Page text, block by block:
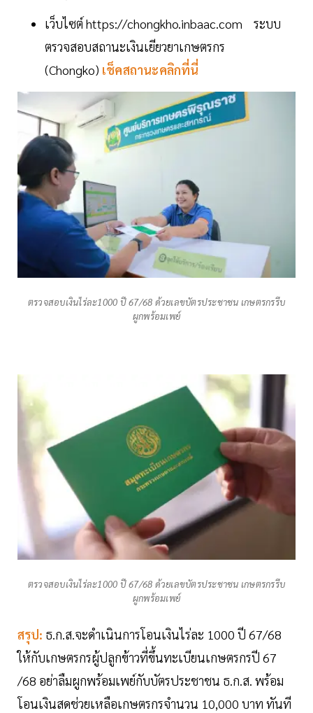
เว็บไซต์ https://chongkho.inbaac.com ระบบ
ตรวจสอบสถานะเงินเยียวยาเกษตรกร
(Chongko) เช็คสถานะคลิกที่นี่
ตรวจสอบเงินไร่ละ1000 ปี 67/68 ด้วยเลขบัตรประชาชน เกษตรกรรีบ
ผูกพร้อมเพย์
ตรวจสอบเงินไร่ละ1000 ปี 67/68 ด้วยเลขบัตรประชาชน เกษตรกรรีบ
ผูกพร้อมเพย์
สรุป: ธ.ก.ส.จะดำเนินการโอนเงินไร่ละ 1000 ปี 67/68
ให้กับเกษตรกรผู้ปลูกข้าวที่ขึ้นทะเบียนเกษตรกรปี 67
/68 อย่าลืมผูกพร้อมเพย์กับบัตรประชาชน ธ.ก.ส. พร้อม
โอนเงินสดช่วยเหลือเกษตรกรจำนวน 10,000 บาท ทันที